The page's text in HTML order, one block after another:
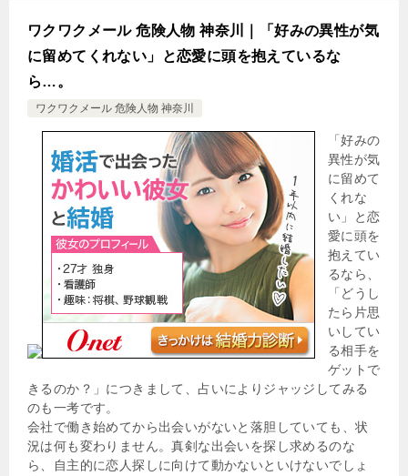
ワクワクメール 危険人物 神奈川｜「好みの異性が気
に留めてくれない」と恋愛に頭を抱えているな
ら…。
ワクワクメール 危険人物 神奈川
「好みの
異性が気
に留めて
くれな
い」と恋
愛に頭を
抱えてい
るなら、
「どうし
たら片思
いしてい
る相手を
ゲットで
きるのか？」につきまして、占いによりジャッジしてみる
のも一考です。
会社で働き始めてから出会いがないと落胆していても、状
況は何も変わりません。真剣な出会いを探し求めるのな
ら、自主的に恋人探しに向けて動かないといけないでしょ